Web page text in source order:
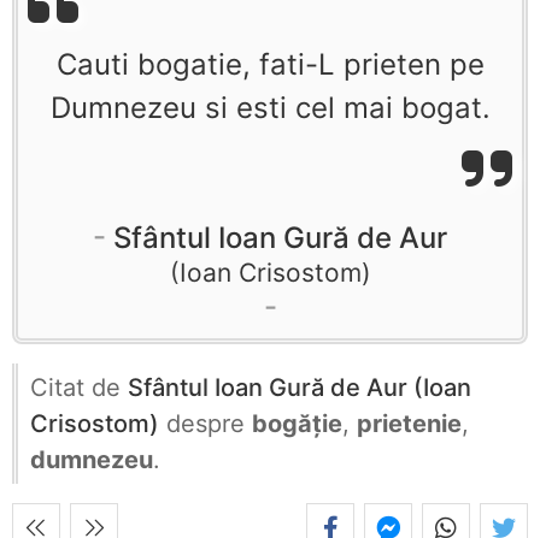
Cauti bogatie, fati-L prieten pe
Dumnezeu si esti cel mai bogat.
Sfântul Ioan Gură de Aur
Ioan Crisostom
Citat de Sfântul Ioan Gură de Aur (Ioan
Crisostom) despre bogăție, prietenie,
dumnezeu.